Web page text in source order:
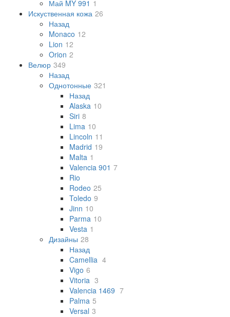
Май MY 991 1
Искуственная кожа 26
Назад
Monaco 12
Lion 12
Orion 2
Велюр 349
Назад
Однотонные 321
Назад
Alaska 10
Siri 8
Lima 10
Lincoln 11
Madrid 19
Malta 1
Valencia 901 7
Rio
Rodeo 25
Toledo 9
Jinn 10
Parma 10
Vesta 1
Дизайны 28
Назад
Camellia 4
Vigo 6
Vitoria 3
Valencia 1469 7
Palma 5
Versal 3